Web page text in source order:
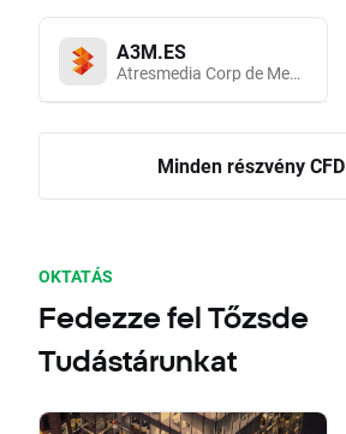
A3M.ES
Atresmedia Corp de Medios de Comunicacion SA
Minden részvény CFD
OKTATÁS
Fedezze fel Tőzsde
Tudástárunkat